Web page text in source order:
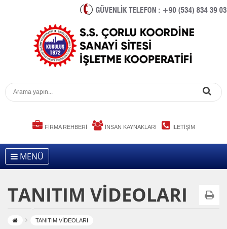
FİRMA REHBERİ İNSAN KAYNAKLARI İLETİŞİM
MENÜ
TANITIM VİDEOLARI
TANITIM VİDEOLARI